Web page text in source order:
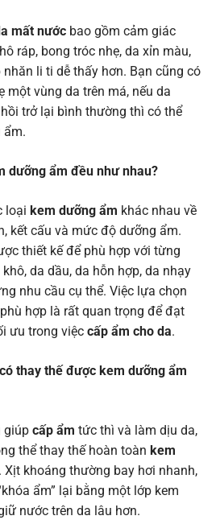
mất nướcbao gồm cảm giác
ráp, bong tróc nhẹ, da xỉn màu,
nhăn li ti dễ thấy hơn. Bạn cũng có
một vùng da trên má, nếu da
trở lại bình thường thì có thể
ẩm.
dưỡng ẩm đều như nhau?
loại kem dưỡng ẩm khác nhau về
kết cấu và mức độ dưỡng ẩm.
thiết kế để phù hợp với từng
da dầu, da hỗn hợp, da nhạy
nhu cầu cụ thể. Việc lựa chọn
hợp là rất quan trọng để đạt
ưu trong việc cấp ẩm cho da.
thay thế được kem dưỡng ẩm
giúp cấp ẩm tức thì và làm dịu da,
thể thay thế hoàn toàn kem
. Xịt khoáng thường bay hơi nhanh,
ẩm” lại bằng một lớp kem
nước trên da lâu hơn.